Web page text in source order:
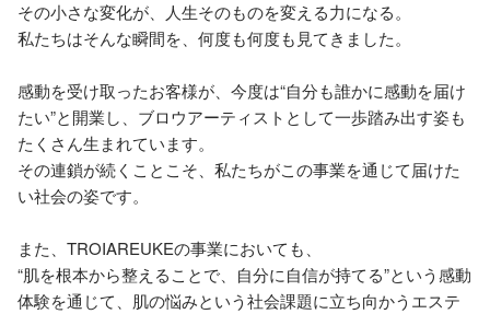
その小さな変化が、人生そのものを変える力になる。
私たちはそんな瞬間を、何度も何度も見てきました。
感動を受け取ったお客様が、今度は“自分も誰かに感動を届け
たい”と開業し、ブロウアーティストとして一歩踏み出す姿も
たくさん生まれています。
その連鎖が続くことこそ、私たちがこの事業を通じて届けた
い社会の姿です。
また、TROIAREUKEの事業においても、
“肌を根本から整えることで、自分に自信が持てる”という感動
体験を通じて、肌の悩みという社会課題に立ち向かうエステ